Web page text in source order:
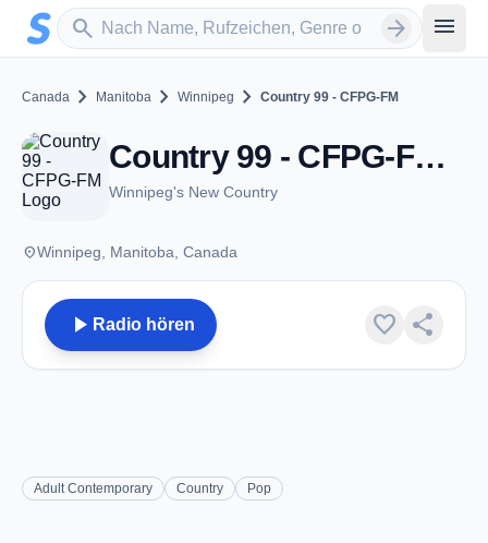
Zum Hauptinhalt springen
search
Sender suchen arrow_forward menu
Canada chevron_right Manitoba chevron_right Winnipeg chevron_right Country 99 - CFPG-FM
Country 99 - CFPG-FM - FM 99.1 - Winnipeg, MB
Winnipeg's New Country
placeWinnipeg, Manitoba, Canada
play_arrow Radio hören favorite share
Adult Contemporary Country Pop